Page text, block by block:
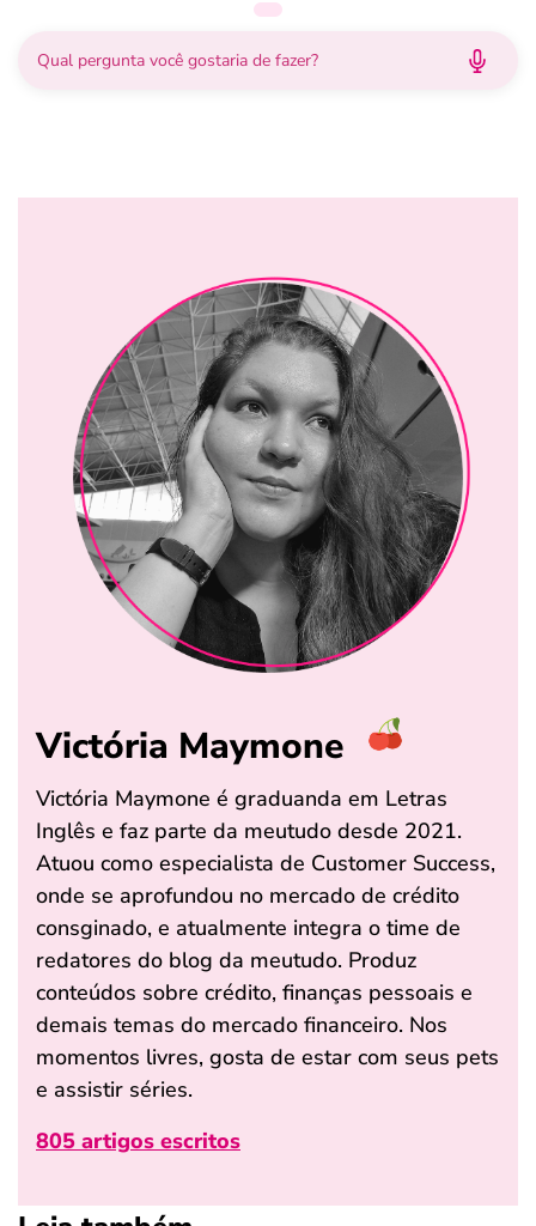
Victória Maymone
Victória Maymone é graduanda em Letras
Inglês e faz parte da meutudo desde 2021.
Atuou como especialista de Customer Success,
onde se aprofundou no mercado de crédito
consginado, e atualmente integra o time de
redatores do blog da meutudo. Produz
conteúdos sobre crédito, finanças pessoais e
demais temas do mercado financeiro. Nos
momentos livres, gosta de estar com seus pets
e assistir séries.
805 artigos escritos